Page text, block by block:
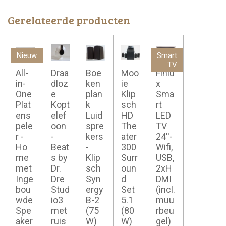
Gerelateerde producten
Nieuw
All-
in-
One
Plat
ens
pele
r -
Ho
me
met
Inge
bou
wde
Spe
aker
Draa
dloz
e
Kopt
elef
oon
-
Beat
s by
Dr.
Dre
Stud
io3
met
ruis
Boe
ken
plan
k
Luid
spre
kers
-
Klip
sch
Syn
ergy
B-2
(75
W)
Moo
ie
Klip
sch
HD
The
ater
300
Surr
oun
d
Set
5.1
(80
W)
Smart
TV
Finlu
x
Sma
rt
LED
TV
24''-
Wifi,
USB,
2xH
DMI
(incl.
muu
rbeu
gel)